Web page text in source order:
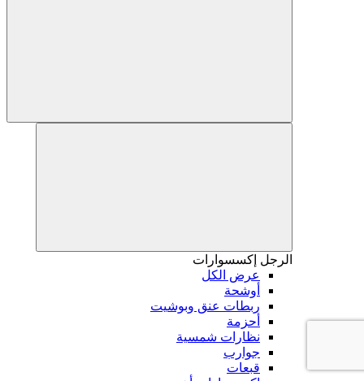
الرجل إكسسوارات
عرض الكل
أوشحة
ربطات عنق وبوشيت
أحزمة
نظارات شمسية
جوارب
قبعات